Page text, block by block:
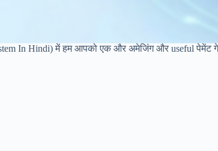
In Hindi) में हम आपको एक और अमेजिंग और useful पेमेंट